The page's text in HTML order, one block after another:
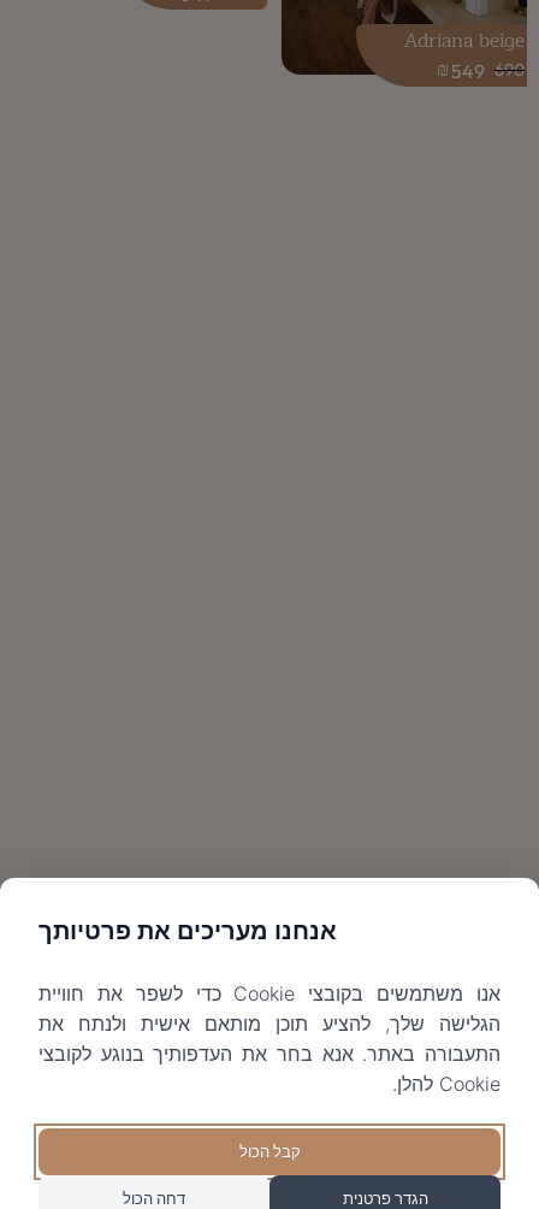
690
549
₪
Adriana beige
אנחנו מעריכים את פרטיותך
אנו משתמשים בקובצי Cookie כדי לשפר את חוויית
הגלישה שלך, להציע תוכן מותאם אישית ולנתח את
התעבורה באתר. אנא בחר את העדפותיך בנוגע לקובצי
Cookie להלן.
קבל הכול
הגדר פרטנית דחה הכול